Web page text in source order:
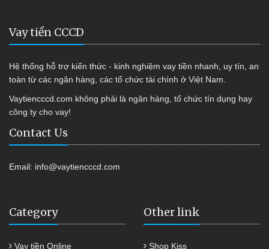
Vay tiền CCCD
Hệ thống hỗ trợ kiến thức - kinh nghiệm vay tiền nhanh, uy tín, an
toàn từ các ngân hàng, các tổ chức tài chính ở Việt Nam.
Vaytiencccd.com không phải là ngân hàng, tổ chức tín dụng hay
công ty cho vay!
Contact Us
Email: info@vaytiencccd.com
Category
Vay tiền Online
Other link
Shop Kiss